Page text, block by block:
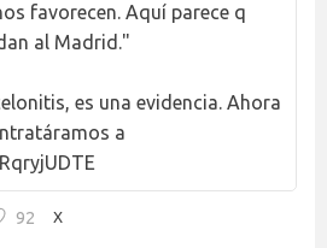
favorecen. Aquí parece q
al Madrid."
es una evidencia. Ahora
a
92 X